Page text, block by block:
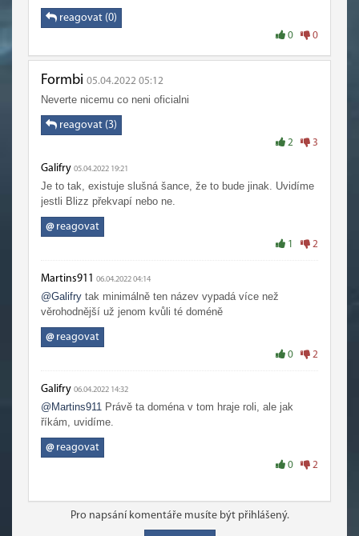
reagovat (0)
0 0
Formbi 05.04.2022 05:12
Neverte nicemu co neni oficialni
reagovat (3)
2 3
Galifry 05.04.2022 19:21
Je to tak, existuje slušná šance, že to bude jinak. Uvidíme
jestli Blizz překvapí nebo ne.
@reagovat
1 2
Martins911 06.04.2022 04:14
@Galifry tak minimálně ten název vypadá více než
věrohodnější už jenom kvůli té doméně
@reagovat
0 2
Galifry 06.04.2022 14:32
@Martins911 Právě ta doména v tom hraje roli, ale jak
říkám, uvidíme.
@reagovat
0 2
Pro napsání komentáře musíte být přihlášený.